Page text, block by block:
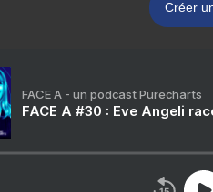
Créer
FACE A - un podcast Purecharts
FACE A #30 : Eve Angeli